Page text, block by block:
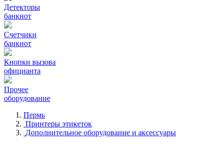
Детекторы
банкнот
Счетчики
банкнот
Кнопки вызова
официанта
Прочее
оборудование
Пермь
Принтеры этикеток
Дополнительное оборудование и аксессуары